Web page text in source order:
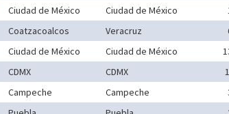
Ciudad de México Ciudad de México
Coatzacoalcos Veracruz
Ciudad de México Ciudad de México
CDMX CDMX
Campeche Campeche